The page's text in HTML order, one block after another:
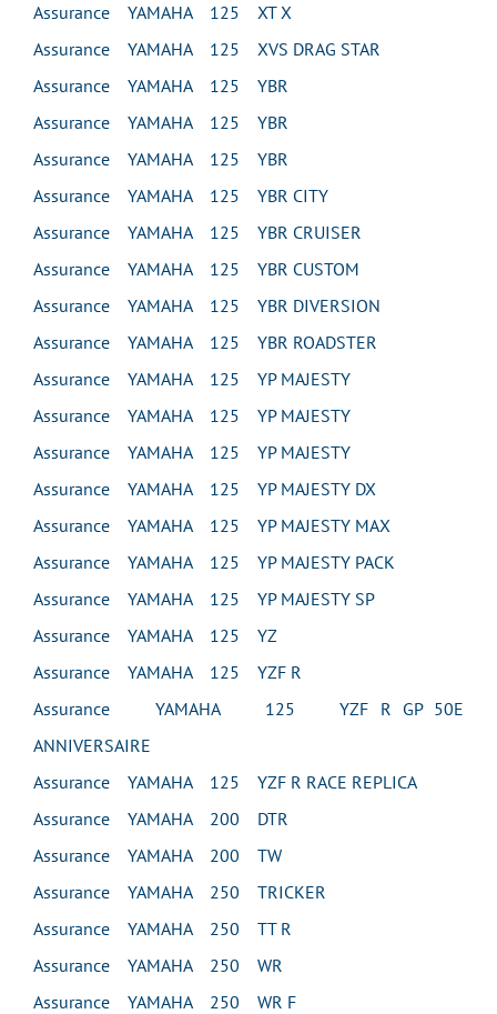
Assurance YAMAHA 125 XT X
Assurance YAMAHA 125 XVS DRAG STAR
Assurance YAMAHA 125 YBR
Assurance YAMAHA 125 YBR
Assurance YAMAHA 125 YBR
Assurance YAMAHA 125 YBR CITY
Assurance YAMAHA 125 YBR CRUISER
Assurance YAMAHA 125 YBR CUSTOM
Assurance YAMAHA 125 YBR DIVERSION
Assurance YAMAHA 125 YBR ROADSTER
Assurance YAMAHA 125 YP MAJESTY
Assurance YAMAHA 125 YP MAJESTY
Assurance YAMAHA 125 YP MAJESTY
Assurance YAMAHA 125 YP MAJESTY DX
Assurance YAMAHA 125 YP MAJESTY MAX
Assurance YAMAHA 125 YP MAJESTY PACK
Assurance YAMAHA 125 YP MAJESTY SP
Assurance YAMAHA 125 YZ
Assurance YAMAHA 125 YZF R
Assurance YAMAHA 125 YZF R GP 50E
ANNIVERSAIRE
Assurance YAMAHA 125 YZF R RACE REPLICA
Assurance YAMAHA 200 DTR
Assurance YAMAHA 200 TW
Assurance YAMAHA 250 TRICKER
Assurance YAMAHA 250 TT R
Assurance YAMAHA 250 WR
Assurance YAMAHA 250 WR F